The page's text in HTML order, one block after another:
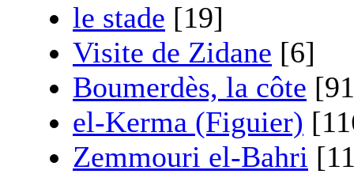
le stade [19]
Visite de Zidane [6]
Boumerdès, la côte
el-Kerma (Figuier)
Zemmouri el-Bahri